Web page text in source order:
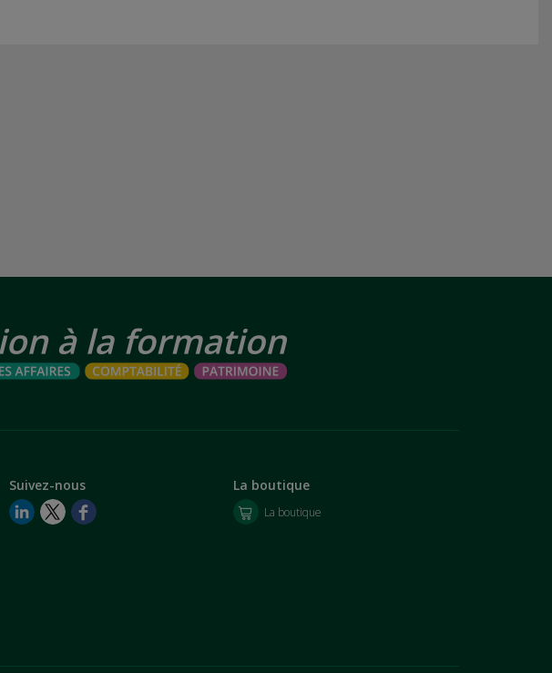
Suivez-nous La boutique
La boutique